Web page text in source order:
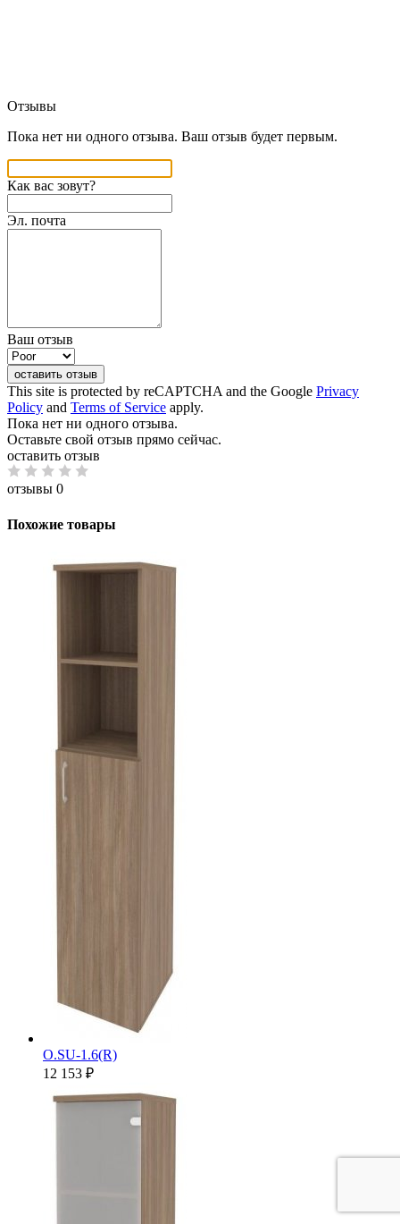
Отзывы
Пока нет ни одного отзыва. Ваш отзыв будет первым.
Как вас зовут?
Эл. почта
Ваш отзыв
оставить отзыв
This site is protected by reCAPTCHA and the Google Privacy
Policy and Terms of Service apply.
Пока нет ни одного отзыва.
Оставьте свой отзыв прямо сейчас.
оставить отзыв
отзывы 0
Похожие товары
O.SU-1.6(R)
12 153 ₽